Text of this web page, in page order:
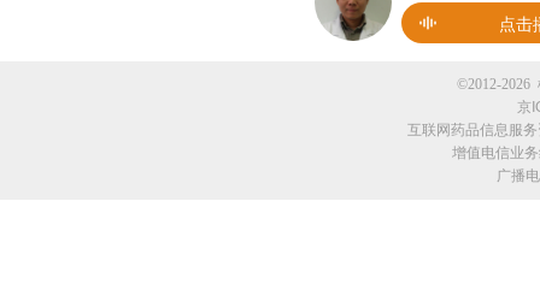
点击
©2012-2026
京
互联网药品信息服
增值电信业
广播